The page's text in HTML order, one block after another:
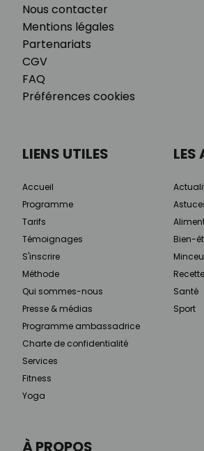
Nous contacter
Mentions légales
Partenariats
CGV
FAQ
Préférences cookies
À PROPOS
LIENS UTILES
Accueil
Programme
Tarifs
Témoignages
S'inscrire
Méthode
Qui sommes-nous
Presse & médias
Programme ambassadrice
Charte de confidentialité
Services
Fitness
Yoga
LES
Bien-
Santé
Sport